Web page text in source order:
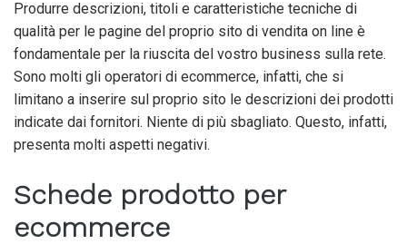
Produrre descrizioni, titoli e caratteristiche tecniche di
qualità per le pagine del proprio sito di vendita on line è
fondamentale per la riuscita del vostro business sulla rete.
Sono molti gli operatori di ecommerce, infatti, che si
limitano a inserire sul proprio sito le descrizioni dei prodotti
indicate dai fornitori. Niente di più sbagliato. Questo, infatti,
presenta molti aspetti negativi.
Schede prodotto per
ecommerce